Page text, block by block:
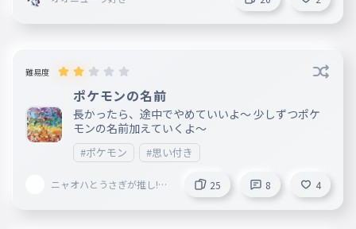
していませんが、BW2、ポケットモンスターエメラ
ルド（ミクリがチャンピオン）等は対象にしていま
難易度
ポケモンの名前
長かったら、途中でやめていいよ〜 少しずつポケ
モンの名前加えていくよ〜
#ポケモン #思い付き
ニャオハとうさぎが推し!
25 8 4